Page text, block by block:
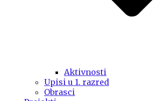
Aktivnosti
Upisi u 1. razred
Obrasci